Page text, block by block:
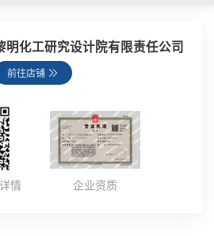
明化工研究设计院有限责任公司
前往店铺
情 企业资质